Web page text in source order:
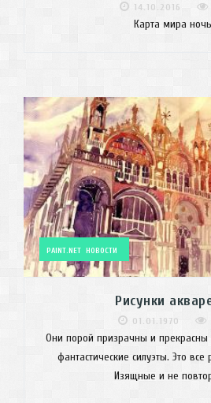
14.10.2016
Карта мира
PAINT.NET НОВОСТИ
Рисунки
01.01.1970
Они порой призрачны и
фантастические силуэты. Это
Изящные и не